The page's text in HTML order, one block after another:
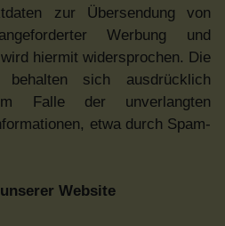
zur Übersendung von
Werbung und
hiermit widersprochen. Die
sich ausdrücklich
Falle der unverlangten
etwa durch Spam-
Website